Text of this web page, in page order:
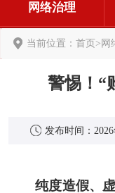
网络治理
当前位置： 首页>网
警惕！“
发布时间：
纯度造假、